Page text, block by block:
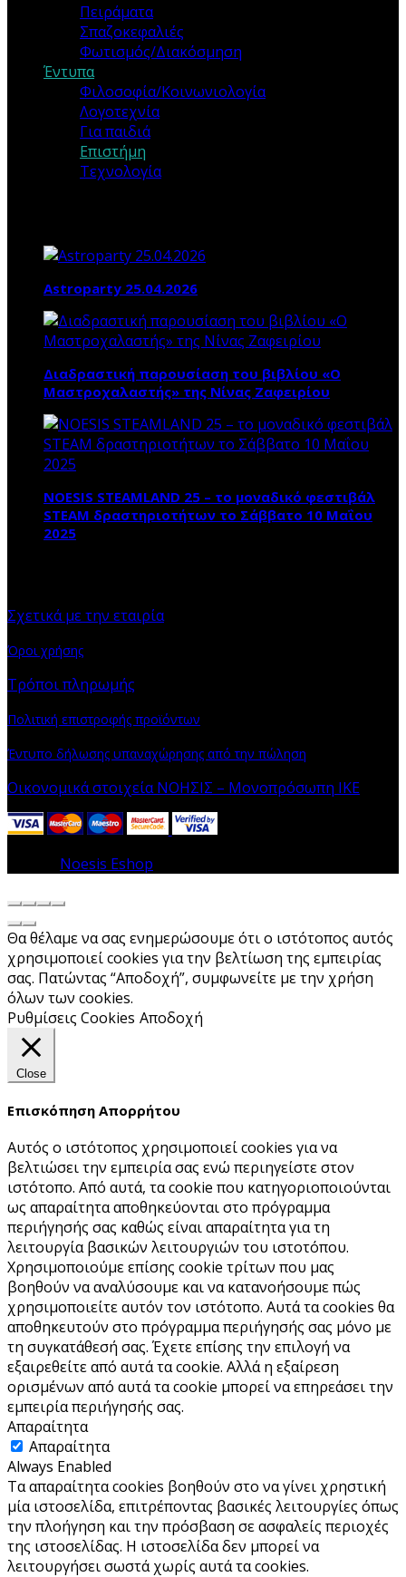
Πειράματα
Σπαζοκεφαλιές
Φωτισμός/Διακόσμηση
Έντυπα
Φιλοσοφία/Κοινωνιολογία
Λογοτεχνία
Για παιδιά
Επιστήμη
Τεχνολογία
Astroparty 25.04.2026
Διαδραστική παρουσίαση του βιβλίου «Ο
Μαστροχαλαστής» της Νίνας Ζαφειρίου
NOESIS STEAMLAND 25 – το μοναδικό φεστιβάλ
STEAM δραστηριοτήτων το Σάββατο 10 Μαΐου
2025
Σχετικά με την εταιρία
Όροι χρήσης
Τρόποι πληρωμής
Πολιτική επιστροφής προϊόντων
Έντυπο δήλωσης υπαναχώρησης από την πώληση
Οικονομικά στοιχεία ΝΟΗΣΙΣ – Μονοπρόσωπη ΙΚΕ
Noesis Eshop
Θα θέλαμε να σας ενημερώσουμε ότι ο ιστότοπος αυτός
χρησιμοποιεί cookies για την βελτίωση της εμπειρίας
σας. Πατώντας “Αποδοχή”, συμφωνείτε με την χρήση
όλων των cookies.
Ρυθμίσεις Cookies Αποδοχή
Close
Επισκόπηση Απορρήτου
Αυτός ο ιστότοπος χρησιμοποιεί cookies για να
βελτιώσει την εμπειρία σας ενώ περιηγείστε στον
ιστότοπο. Από αυτά, τα cookie που κατηγοριοποιούνται
ως απαραίτητα αποθηκεύονται στο πρόγραμμα
περιήγησής σας καθώς είναι απαραίτητα για τη
λειτουργία βασικών λειτουργιών του ιστoτόπου.
Χρησιμοποιούμε επίσης cookie τρίτων που μας
βοηθούν να αναλύσουμε και να κατανοήσουμε πώς
χρησιμοποιείτε αυτόν τον ιστότοπο. Αυτά τα cookies θα
αποθηκευτούν στο πρόγραμμα περιήγησής σας μόνο με
τη συγκατάθεσή σας. Έχετε επίσης την επιλογή να
εξαιρεθείτε από αυτά τα cookie. Αλλά η εξαίρεση
ορισμένων από αυτά τα cookie μπορεί να επηρεάσει την
εμπειρία περιήγησής σας.
Απαραίτητα
Απαραίτητα
Always Enabled
Τα απαραίτητα cookies βοηθούν στο να γίνει χρηστική
μία ιστοσελίδα, επιτρέποντας βασικές λειτουργίες όπως
την πλοήγηση και την πρόσβαση σε ασφαλείς περιοχές
της ιστοσελίδας. Η ιστοσελίδα δεν μπορεί να
λειτουργήσει σωστά χωρίς αυτά τα cookies.